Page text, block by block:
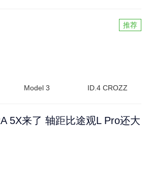
推荐
Model 3 ID.4 CROZZ
5X来了 轴距比途观L Pro还大